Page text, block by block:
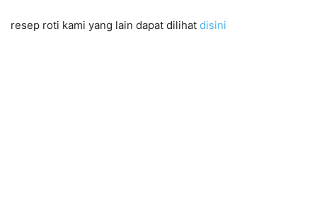
resep roti kami yang lain dapat dilihat disini